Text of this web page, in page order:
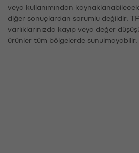
veya kullanımından
diğer sonuçlardan sorumlu değildir.
varlıklarınızda kayıp veya değer
ürünler tüm bölgelerde sunulmayabilir.